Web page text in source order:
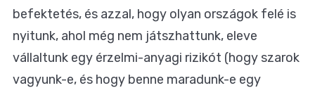
befektetés, és azzal, hogy olyan országok felé is
nyitunk, ahol még nem játszhattunk, eleve
vállaltunk egy érzelmi-anyagi rizikót (hogy szarok
vagyunk-e, és hogy benne maradunk-e egy